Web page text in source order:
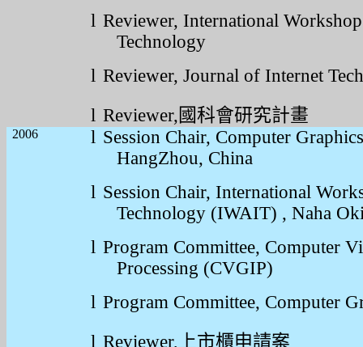
l Reviewer, International
Technology
l Reviewer, Journal of Internet
l Reviewer, 國科會研究計畫
2006 l Session Chair, Computer
HangZhou, China
l Session Chair, International
Technology (IWAIT) , Naha
l Program Committee, Computer
Processing (CVGIP)
l Program Committee, Computer
l Reviewer,上市櫃申請案